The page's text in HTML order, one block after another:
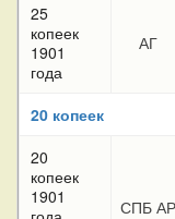
25
копеек
1901
года
АГ
20 копеек
20
копеек
1901
СПБ АР